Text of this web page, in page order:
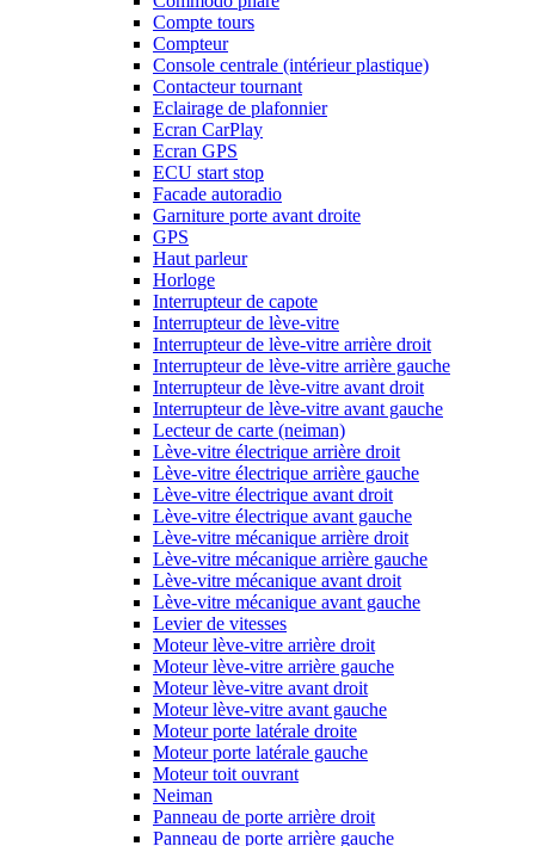
Compte tours
Compteur
Console centrale (intérieur plastique)
Contacteur tournant
Eclairage de plafonnier
Ecran CarPlay
Ecran GPS
ECU start stop
Facade autoradio
Garniture porte avant droite
GPS
Haut parleur
Horloge
Interrupteur de capote
Interrupteur de lève-vitre
Interrupteur de lève-vitre arrière droit
Interrupteur de lève-vitre arrière gauche
Interrupteur de lève-vitre avant droit
Interrupteur de lève-vitre avant gauche
Lecteur de carte (neiman)
Lève-vitre électrique arrière droit
Lève-vitre électrique arrière gauche
Lève-vitre électrique avant droit
Lève-vitre électrique avant gauche
Lève-vitre mécanique arrière droit
Lève-vitre mécanique arrière gauche
Lève-vitre mécanique avant droit
Lève-vitre mécanique avant gauche
Levier de vitesses
Moteur lève-vitre arrière droit
Moteur lève-vitre arrière gauche
Moteur lève-vitre avant droit
Moteur lève-vitre avant gauche
Moteur porte latérale droite
Moteur porte latérale gauche
Moteur toit ouvrant
Neiman
Panneau de porte arrière droit
Panneau de porte arrière gauche